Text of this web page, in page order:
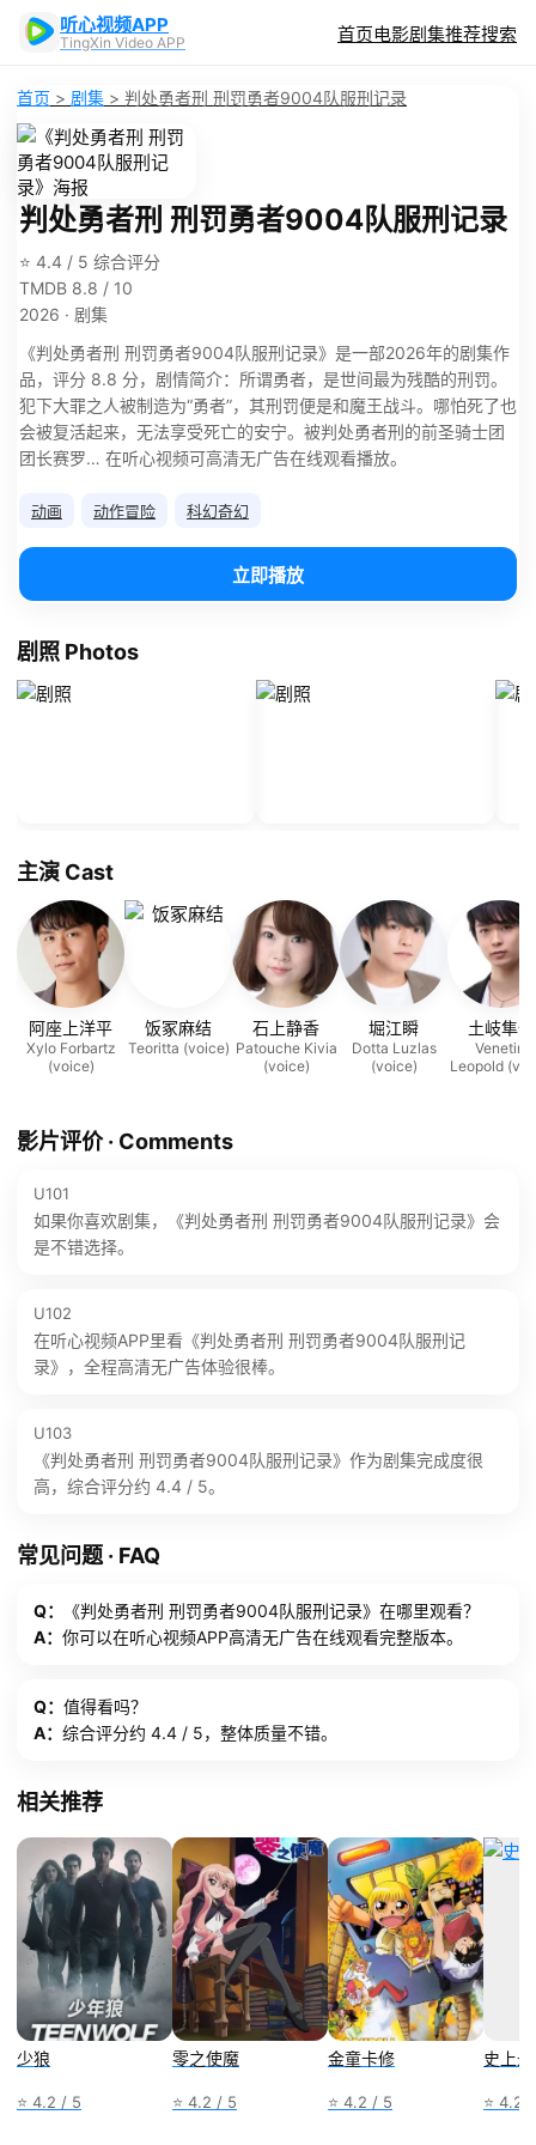
听心视频APP
TingXin Video APP 首页电影剧集推荐搜索
首页 > 剧集 > 判处勇者刑 刑罚勇者9004队服刑记录
判处勇者刑 刑罚勇者9004队服刑记录
⭐ 4.4 / 5 综合评分
TMDB 8.8 / 10
2026 · 剧集
《判处勇者刑 刑罚勇者9004队服刑记录》是一部2026年的剧集作
品，评分 8.8 分，剧情简介：所谓勇者，是世间最为残酷的刑罚。
犯下大罪之人被制造为“勇者”，其刑罚便是和魔王战斗。哪怕死了也
会被复活起来，无法享受死亡的安宁。被判处勇者刑的前圣骑士团
团长赛罗… 在听心视频可高清无广告在线观看播放。
动画 动作冒险 科幻奇幻
立即播放
剧照 Photos
主演 Cast
阿座上洋平
Xylo Forbartz
(voice)
饭冢麻结
Teoritta (voice)
石上静香
Patouche Kivia
(voice)
堀江瞬
Dotta Luzlas
(voice)
土岐隼一
Venetim
Leopold
影片评价 · Comments
U101
如果你喜欢剧集，《判处勇者刑 刑罚勇者9004队服刑记录》会
是不错选择。
U102
在听心视频APP里看《判处勇者刑 刑罚勇者9004队服刑记
录》，全程高清无广告体验很棒。
U103
《判处勇者刑 刑罚勇者9004队服刑记录》作为剧集完成度很
高，综合评分约 4.4 / 5。
常见问题 · FAQ
Q：
《判处勇者刑 刑罚勇者9004队服刑记录》在哪里观看？
A： 你可以在听心视频APP高清无广告在线观看完整版本。
Q： 值得看吗？
A： 综合评分约 4.4 / 5，整体质量不错。
相关推荐
少狼
⭐ 4.2 / 5
零之使魔
⭐ 4.2 / 5
金童卡修
⭐ 4.2 / 5
史上
⭐ 4.2